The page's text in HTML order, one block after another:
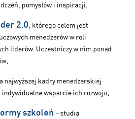
pomysłów i inspiracji;
2.0, którego celem jest
menedżerów w roli
liderów. Uczestniczy w nim ponad
najwyższej kadry menedżerskiej
indywidualne wsparcie ich rozwoju;
szkoleń – studia